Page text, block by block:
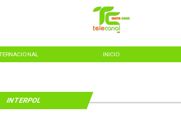
INICIO
INTERPOL